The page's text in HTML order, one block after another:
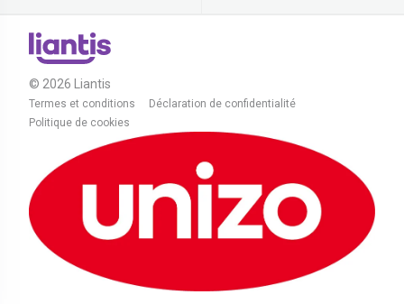
© 2026 Liantis
Termes et conditions
Déclaration de confidentialité
Politique de cookies